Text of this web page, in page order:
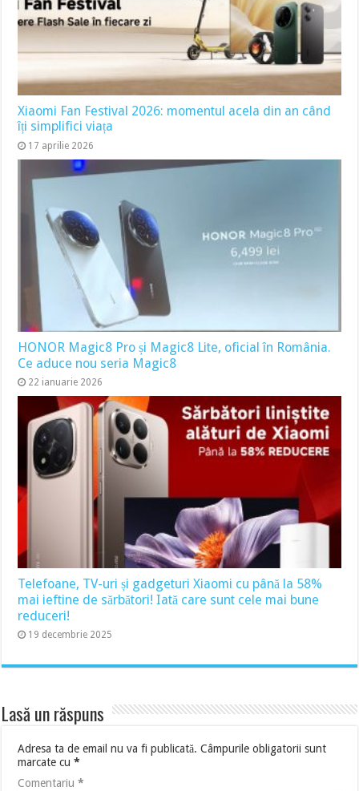
Xiaomi Fan Festival 2026: momentul acela din an când
îți simplifici viața
17 aprilie 2026
HONOR Magic8 Pro și Magic8 Lite, oficial în România.
Ce aduce nou seria Magic8
22 ianuarie 2026
Telefoane, TV-uri și gadgeturi Xiaomi cu până la 58%
mai ieftine de sărbători! Iată care sunt cele mai bune
reduceri!
19 decembrie 2025
Lasă un răspuns
Adresa ta de email nu va fi publicată. Câmpurile obligatorii sunt
marcate cu*
Comentariu*